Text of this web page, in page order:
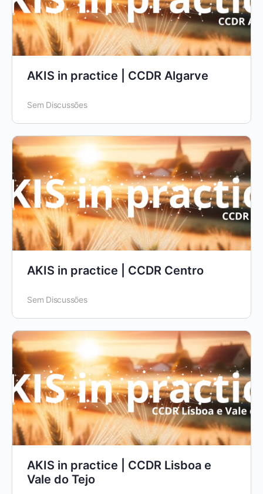
AKIS in practice | CCDR Algarve
Sem Discussões
AKIS in practice | CCDR Centro
Sem Discussões
AKIS in practice | CCDR Lisboa e
Vale do Tejo